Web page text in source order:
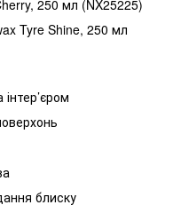
250 мл (NX25225)
Tyre Shine, 250 мл
блиску